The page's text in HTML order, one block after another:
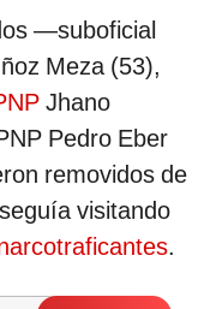
—suboficial
Meza (53),
Jhano
Pedro Eber
removidos de
visitando
.